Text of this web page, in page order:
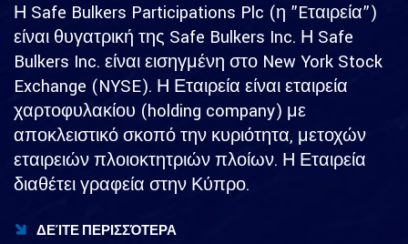
Η Safe Bulkers Participations Plc (η ”Eταιρεία”)
είναι θυγατρική της Safe Bulkers Inc. Η Safe
Bulkers Inc. είναι εισηγμένη στο New York Stock
Exchange (NYSE). Η Εταιρεία είναι εταιρεία
χαρτοφυλακίου (holding company) με
αποκλειστικό σκοπό την κυριότητα, μετοχών
εταιρειών πλοιοκτητριών πλοίων. Η Εταιρεία
διαθέτει γραφεία στην Κύπρο.
ΔΕΊΤΕ ΠΕΡΙΣΣΌΤΕΡΑ